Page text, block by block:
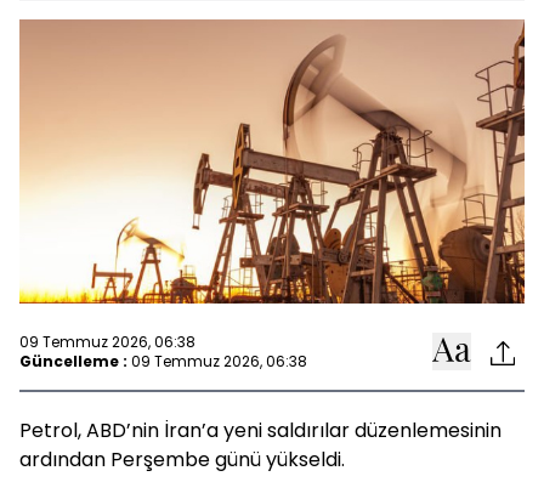
09 Temmuz 2026, 06:38
Güncelleme : 09 Temmuz 2026, 06:38
Petrol, ABD’nin İran’a yeni saldırılar düzenlemesinin
ardından Perşembe günü yükseldi.